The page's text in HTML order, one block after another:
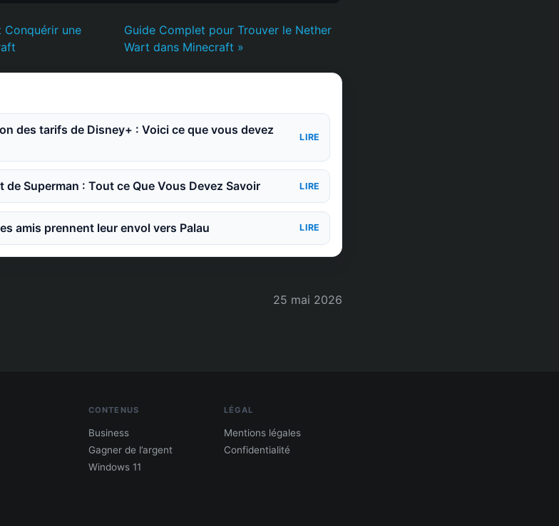
Conquérir une
Guide Complet pour Trouver le Nether
Wart dans Minecraft »
des tarifs de Disney+ : Voici ce que vous devez
LIRE
de Superman : Tout ce Que Vous Devez Savoir LIRE
amis prennent leur envol vers Palau LIRE
25 mai 2026
CONTENUS
Business
Gagner de l’argent
Windows 11
LÉGAL
Mentions légales
Confidentialité